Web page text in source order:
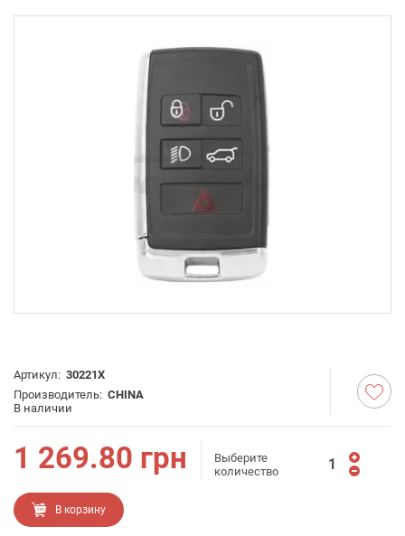
Артикул: 30221X
Производитель: CHINA
В наличии
1 269.80 грн
Выберите
количество
В корзину